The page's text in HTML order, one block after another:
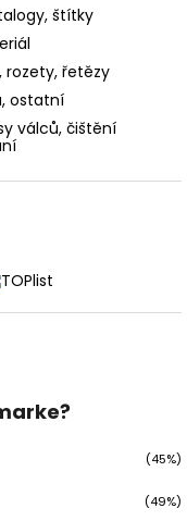
štítky
rozety, řetězy
ostatní
válců, čištění
(45%)
(49%)